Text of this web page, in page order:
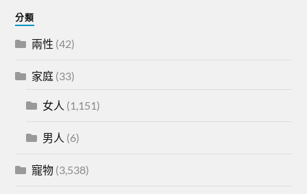
分類
兩性 (42)
家庭 (33)
女人 (1,151)
男人 (6)
寵物 (3,538)